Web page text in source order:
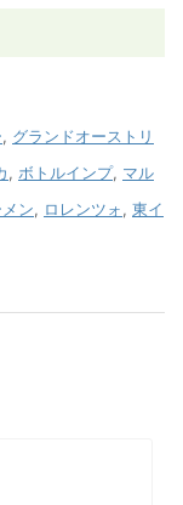
, グランドオーストリ
, ボトルインプ, マル
ン, ロレンツォ, 東イ